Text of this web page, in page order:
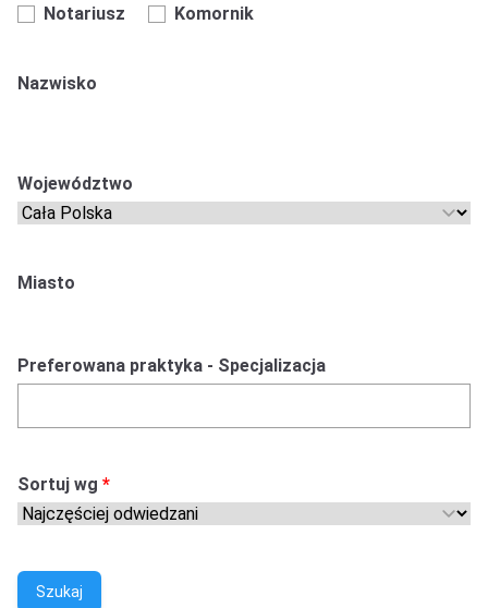
Notariusz
Komornik
Nazwisko
Województwo
Miasto
Preferowana praktyka - Specjalizacja
Sortuj wg
Szukaj